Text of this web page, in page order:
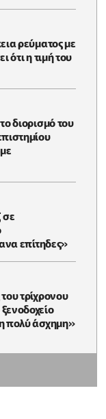
ρεύματος με
ότι η τιμή του
διορισμό του
σε
επίτηδες»
τρίχρονου
πολύ άσχημη»